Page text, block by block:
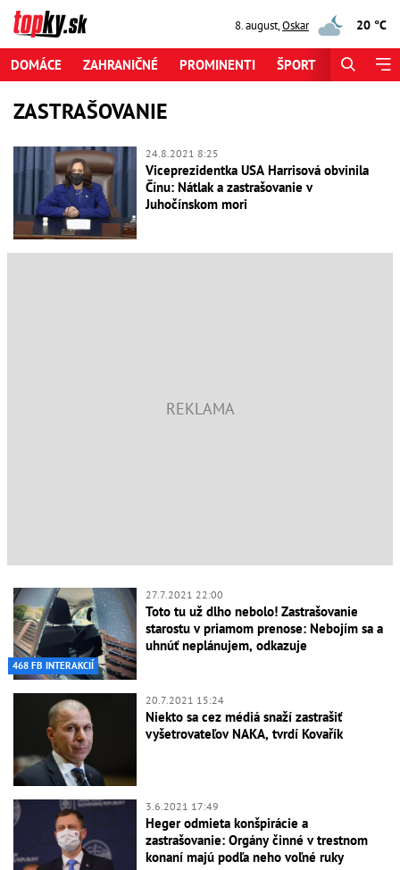
8. august,Oskar 20 °C
DOMÁCE ZAHRANIČNÉ PROMINENTI ŠPORT
ZASTRAŠOVANIE
24.8.2021 8:25
Viceprezidentka USA Harrisová obvinila
Čínu: Nátlak a zastrašovanie v
Juhočínskom mori
468 FB INTERAKCIÍ
27.7.2021 22:00
Toto tu už dlho nebolo! Zastrašovanie
starostu v priamom prenose: Nebojím sa a
uhnúť neplánujem, odkazuje
20.7.2021 15:24
Niekto sa cez médiá snaží zastrašiť
vyšetrovateľov NAKA, tvrdí Kovařík
3.6.2021 17:49
Heger odmieta konšpirácie a
zastrašovanie: Orgány činné v trestnom
konaní majú podľa neho voľné ruky